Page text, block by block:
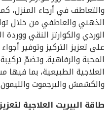
والتعاطف في أرجاء المنزل،
الذهني والعاطفي من خلال
الوردي والكوارتز النقي ووردة
على تعزيز التركيز وتوفير
المحبة والرفاهية. وتضمّ
العلاجية الطبيعية، بما
والكشمش والبرجموت
طاقة البيريت العلاجية